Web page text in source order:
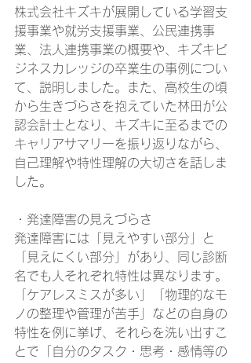
株式会社キズキが展開している学習支
援事業や就労支援事業、公民連携事
業、法人連携事業の概要や、キズキビ
ジネスカレッジの卒業生の事例につい
て、説明しました。また、高校生の頃
から生きづらさを抱えていた林田が公
認会計士となり、キズキに至るまでの
キャリアサマリーを振り返りながら、
自己理解や特性理解の大切さを話しま
した。
・発達障害の見えづらさ
発達障害には「見えやすい部分」と
「見えにくい部分」があり、同じ診断
名でも人それぞれ特性は異なります。
「ケアレスミスが多い」「物理的なモ
ノの整理や管理が苦手」などの自身の
特性を例に挙げ、それらを洗い出すこ
とで「自分のタスク・思考・感情等の